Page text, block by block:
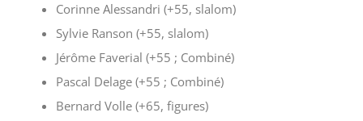
Corinne Alessandri (+55, slalom)
Sylvie Ranson (+55, slalom)
Jérôme Faverial (+55 ; Combiné)
Pascal Delage (+55 ; Combiné)
Bernard Volle (+65, figures)